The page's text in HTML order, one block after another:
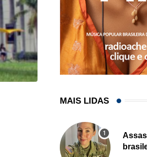
HISTÓRICO
Açaí é reconhecido
21/01/2026
MAIS LIDAS